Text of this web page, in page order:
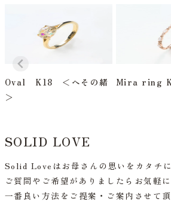
Oval K18 ＜へその緒
＞
Mira ring
SOLID LOVE
Solid Loveはお母さんの思いをカタチ
ご質問やご希望がありましたらお気軽
一番良い方法をご提案・ご案内させて頂